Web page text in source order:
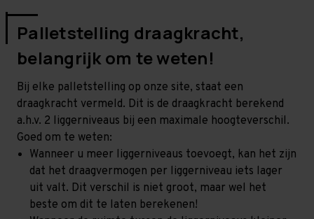
Palletstelling draagkracht,
belangrijk om te weten!
Bij elke palletstelling op onze site, staat een
draagkracht vermeld. Dit is de draagkracht berekend
a.h.v. 2 liggerniveaus bij een maximale hoogteverschil.
Goed om te weten:
Wanneer u meer liggerniveaus toevoegt, kan het zijn
dat het draagvermogen per liggerniveau iets lager
uit valt. Dit verschil is niet groot, maar wel het
beste om dit te laten berekenen!